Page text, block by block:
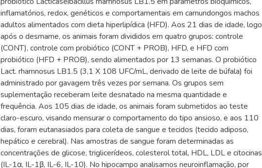
inflamatórios, redox, genéticos e comportamentais em camundongos machos
adultos alimentados com dieta hiperlipídica (HFD). Aos 21 dias de idade, logo
após o desmame, os animais foram divididos em quatro grupos: controle
(CONT), controle com probiótico (CONT + PROB), HFD, e HFD com
probiótico (HFD + PROB), sendo alimentados por 13 semanas. O probiótico
Lact. rhamnosus LB1.5 (3,1 X 108 UFC/mL, derivado de leite de búfala) foi
administrado por gavagem três vezes por semana. Os grupos sem
suplementação receberam leite desnatado na mesma quantidade e
frequência. Aos 105 dias de idade, os animais foram submetidos ao teste
claro-escuro, visando mensurar o comportamento do tipo ansioso, e aos 110
dias, foram eutanasiados para coleta de sangue e tecidos (tecido adiposo,
hepático e cerebral). Nas amostras de sangue foram determinadas as
concentrações de glicose, triglicerídeos, colesterol total, HDL, LDL e citocinas
(IL-1α, IL-1β, IL-6, IL-10). No hipocampo analisamos neuroinflamação, por